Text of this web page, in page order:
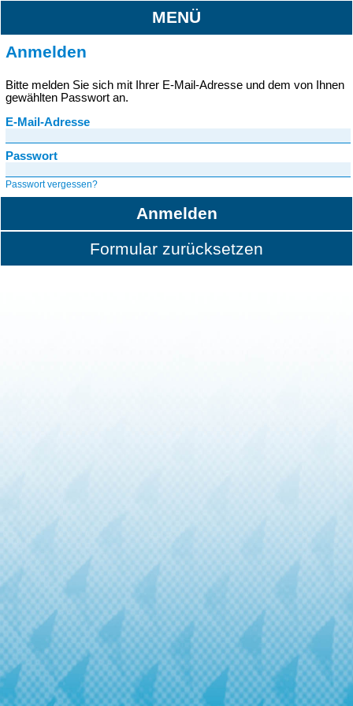
MENÜ
Anmelden
Bitte melden Sie sich mit Ihrer E-Mail-Adresse und dem von Ihnen
gewählten Passwort an.
E-Mail-Adresse
Passwort
Passwort vergessen?
Anmelden
Formular zurücksetzen